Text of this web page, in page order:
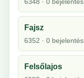
6348 · 0 bejelentés
Fajsz
6352 · 0 bejelentés
Felsőlajos